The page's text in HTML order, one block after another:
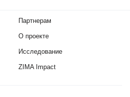
Партнерам
О проекте
Исследование
ZIMA Impact